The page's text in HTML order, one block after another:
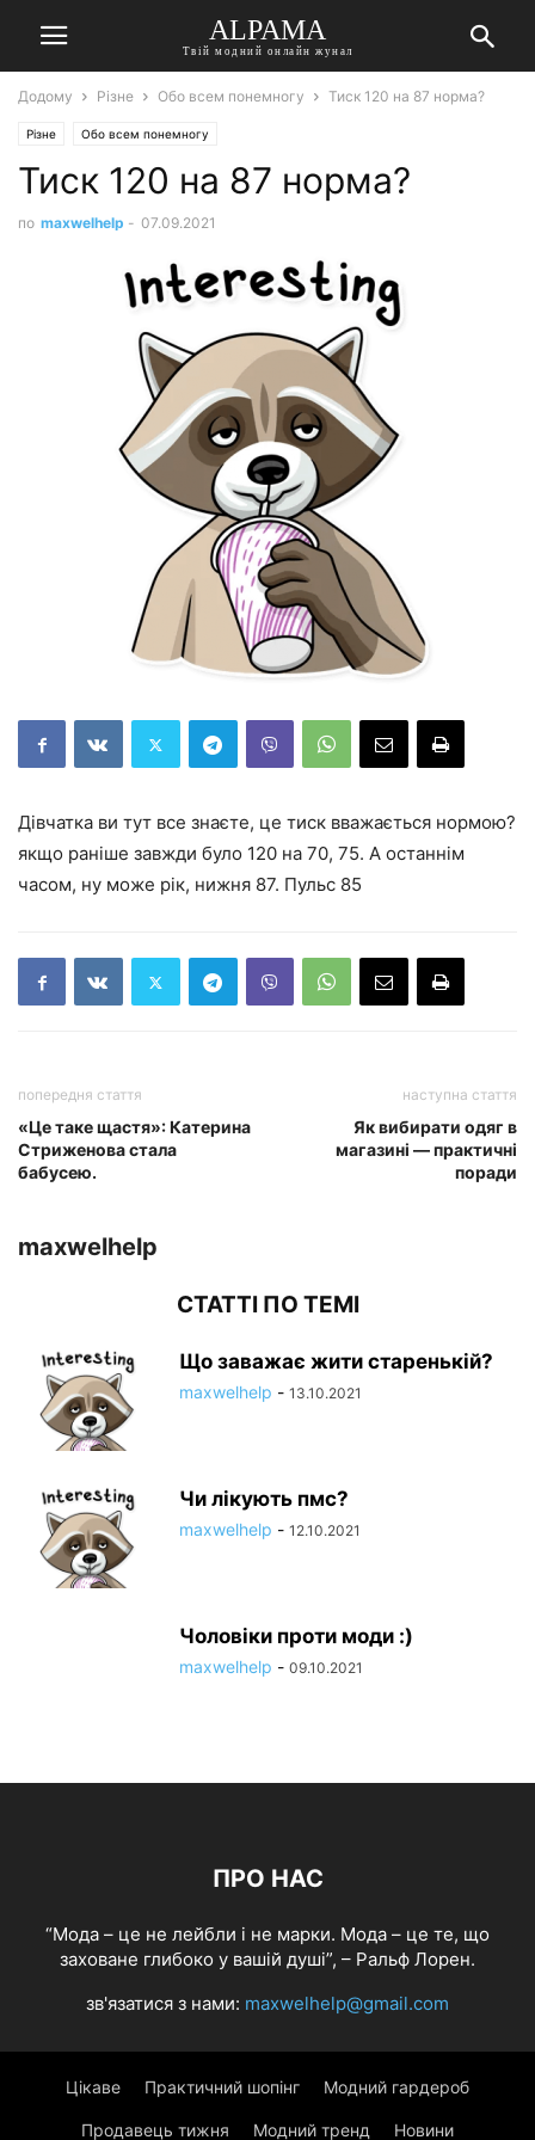
ALPAMA
Твій модний онлайн жунал
Додому Різне Обо всем понемногу Тиск 120 на 87 норма?
Різне Обо всем понемногу
Тиск 120 на 87 норма?
по maxwelhelp - 07.09.2021
Дівчатка ви тут все знаєте, це тиск вважається нормою?
якщо раніше завжди було 120 на 70, 75. А останнім
часом, ну може рік, нижня 87. Пульс 85
попередня стаття
«Це таке щастя»: Катерина
Стриженова стала
бабусею.
наступна стаття
Як вибирати одяг в
магазині — практичні
поради
maxwelhelp
СТАТТІ ПО ТЕМІ
Що заважає жити старенькій?
maxwelhelp - 13.10.2021
Чи лікують пмс?
maxwelhelp - 12.10.2021
Чоловіки проти моди :)
maxwelhelp - 09.10.2021
ПРО НАС
“Мода – це не лейбли і не марки. Мода – це те, що
заховане глибоко у вашій душі”, – Ральф Лорен.
зв'язатися з нами: maxwelhelp@gmail.com
Цікаве Практичний шопінг Модний гардероб
Продавець тижня Модний тренд Новини